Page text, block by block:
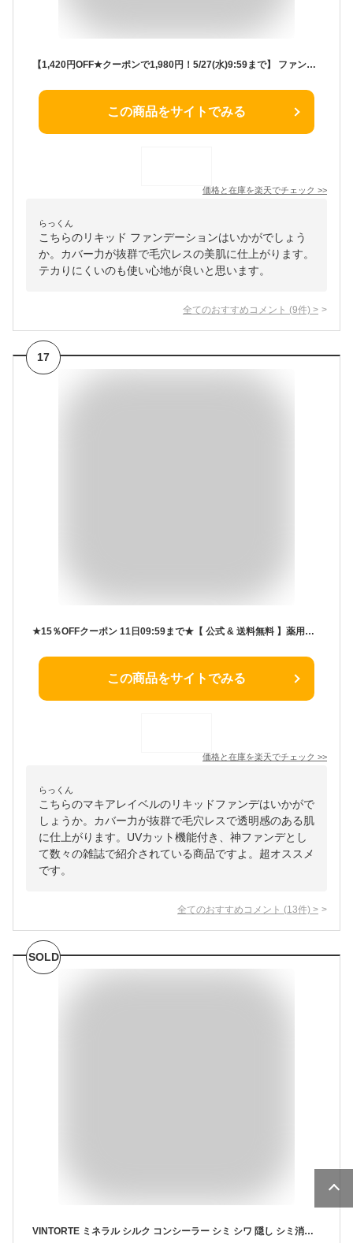
【1,420円OFF★クーポンで1,980円！5/27(水)9:59まで】 ファンデーション カバー力 リキッド 【D- リキッドUVファンデーション 30g】 崩れない リキッドファンデーション 毛穴 人気 テカらない ファンデ ウォータープルーフ クリーム 保湿 美容液 送料無料 D-RAY
この商品をサイトでみる
価格と在庫を楽天でチェック >>
らっくん
こちらのリキッド ファンデーションはいかがでしょう
か。カバー力が抜群で毛穴レスの美肌に仕上がります。
テカりにくいのも使い心地が良いと思います。
全てのおすすめコメント (9件) >
17
★15％OFFクーポン 11日09:59まで★【 公式 & 送料無料 】薬用クリアエステヴェール (SPF35 PA+++)(全5色)｜医薬部外品 美容液ファンデ リキッドファンデ UVカット 日やけ止め シワ くすみ 毛穴 美白 乾燥 敏感
この商品をサイトでみる
価格と在庫を楽天でチェック >>
らっくん
こちらのマキアレイベルのリキッドファンデはいかがで
しょうか。カバー力が抜群で毛穴レスで透明感のある肌
に仕上がります。UVカット機能付き、神ファンデとし
て数々の雑誌で紹介されている商品ですよ。超オススメ
です。
全てのおすすめコメント (13件) >
SOLD
VINTORTE ミネラル シルク コンシーラー シミ シワ 隠し シミ消し シミそばかす シミ隠し シミ そばかす 消す シミ対策 uv uvカット ファンデーション 50 代 カバー力 リキッドファンデーション クッションファンデーション クマ隠し 毛穴レスコンシーラー 無添加 日本製